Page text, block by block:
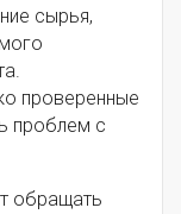
сырья,
проверенные
проблем с
обращать